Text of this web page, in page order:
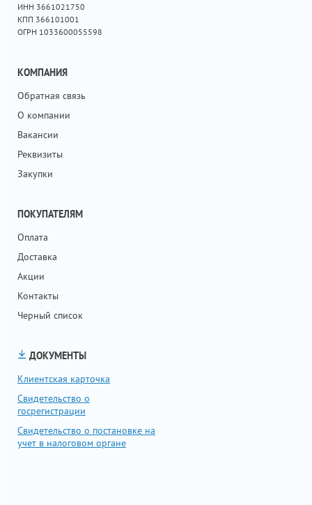
ИНН 3661021750
КПП 366101001
ОГРН 1033600055598
КОМПАНИЯ
Обратная связь
О компании
Вакансии
Реквизиты
Закупки
ПОКУПАТЕЛЯМ
Оплата
Доставка
Акции
Контакты
Черный список
ДОКУМЕНТЫ
Клиентская карточка
Свидетельство о
госрегистрации
Свидетельство о постановке на
учет в налоговом органе